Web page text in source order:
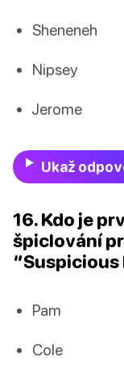
Sheneneh
Nipsey
Jerome
Ukaž
16. Kdo je
špiclování
“Suspicious
Pam
Cole